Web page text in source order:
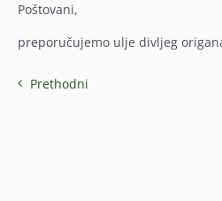
Poštovani,
preporučujemo ulje divljeg
Prethodni